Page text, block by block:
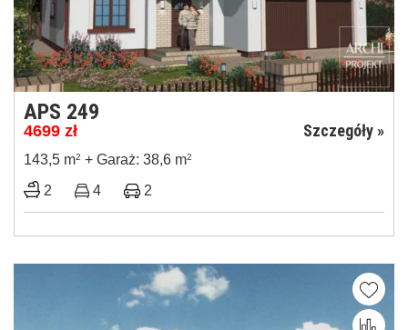
APS 249
4699 zł Szczegóły »
143,5 m2 + Garaż: 38,6 m2
2 4 2